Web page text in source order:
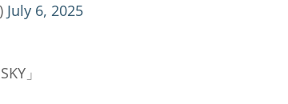
July 6, 2025
」